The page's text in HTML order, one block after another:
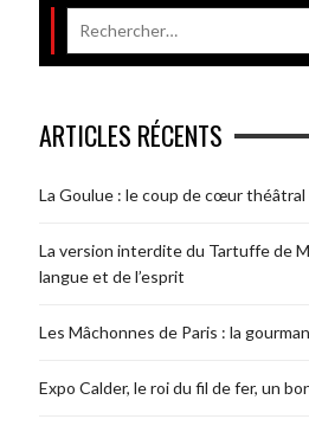
ARTICLES RÉCENTS
La Goulue : le coup de cœur théâtral
La version interdite du Tartuffe de
langue et de l’esprit
Les Mâchonnes de Paris : la
Expo Calder, le roi du fil de fer, un